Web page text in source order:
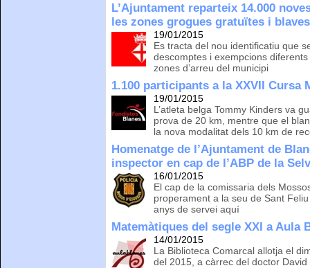
L’Ajuntament reparteix 14.000
les zones grogues gratuïtes i
19/01/2015
Es tracta del nou identificatiu que
descomptes i exempcions diferents
zones d’arreu del municipi
1.100 participants a la XXVII Cursa
19/01/2015
L’atleta belga Tommy Kinders va
prova de 20 km, mentre que el
la nova modalitat dels 10 km de
Homenatge de l’Ajuntament de
inspector en cap de l’ABP de la
16/01/2015
El cap de la comissaria dels
properament a la seu de Sant
anys de servei aquí
Matemàtiques del segle XXI a Aula
14/01/2015
La Biblioteca Comarcal allotja el
del 2015, a càrrec del doctor